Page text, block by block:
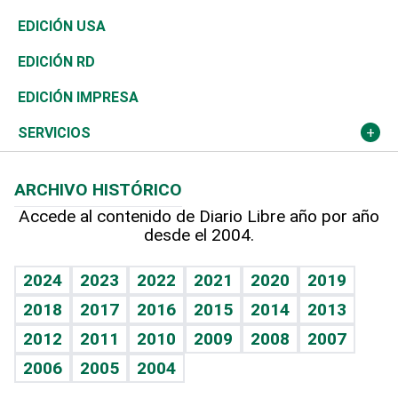
Reportajes
África
Ocenanía
Caribe
Resto del mundo
Vivienda
Telecom.
Global y variable
Economía personal
Buena Vida
Sociales
Novedades
Podcast Arte Libre
Hablando con el pediatra
Vida y familia
Eñe
Celebrando la vida
Sin complejos
Ciclismo
Tenis
Olimpismo
Más deportes
Línea de hit
TBT Deportivo
En Directo
El Espía
Noticiero Poteleche
Columnistas
Más firmas
Tecnología
Historia
Martes de tecnología
Cambio climático
Economía
Revista
Deportes
Opinión
Hecho en casa
Guía del dinero
EDICIÓN USA
EDICIÓN RD
EDICIÓN IMPRESA
SERVICIOS
Cumpleaños
Horóscopos
Crucigramas
ARCHIVO HISTÓRICO
Accede al contenido de Diario Libre año por año
desde el 2004.
2024 2023 2022 2021 2020
2019
2018
2017 2016 2015 2014
2013
2012
2011 2010 2009 2008
2007
2006
2005 2004